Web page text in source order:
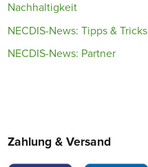
Nachhaltigkeit
NECDIS-News: Tipps & Tricks
NECDIS-News: Partner
Zahlung & Versand